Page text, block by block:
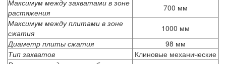
Максимум между захватами в зоне
растяжения
700 мм
Максимум между плитами в зоне
сжатия
1000 мм
Диаметр плиты сжатия
98 мм
Тип захватов
Клиновые механические